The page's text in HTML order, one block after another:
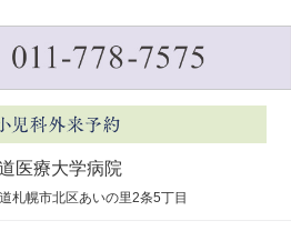
医療大学病院
札幌市北区あいの里2条5丁目